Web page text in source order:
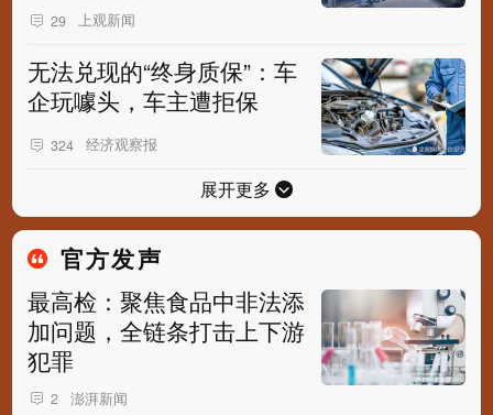
29 上观新闻
无法兑现的“终身质保”：车
企玩噱头，车主遭拒保
324 经济观察报
展开更多
官方发声
最高检：聚焦食品中非法添
加问题，全链条打击上下游
犯罪
2 澎湃新闻